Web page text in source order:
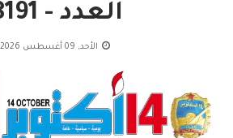
العدد - 18191
الأحد, 09 أغسطس 2026